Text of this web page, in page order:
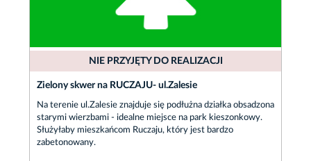
NIE PRZYJĘTY DO REALIZACJI
Zielony skwer na RUCZAJU- ul.Zalesie
Na terenie ul.Zalesie znajduje się podłużna działka obsadzona
starymi wierzbami - idealne miejsce na park kieszonkowy.
Służyłaby mieszkańcom Ruczaju, który jest bardzo
zabetonowany.